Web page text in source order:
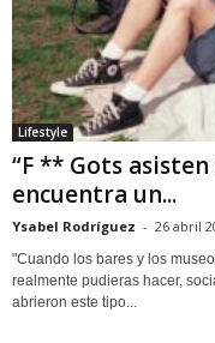
Lifestyle
“F ** Gots
encuentra un...
Ysabel Rodríguez - 26 abril
"Cuando los bares y los
realmente pudieras hacer,
abrieron este tipo...